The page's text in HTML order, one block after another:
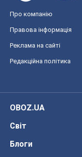
Про компанію
Правова інформація
Реклама на сайті
Редакційна політика
OBOZ.UA
Світ
Блоги